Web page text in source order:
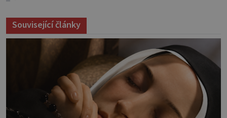
Související články